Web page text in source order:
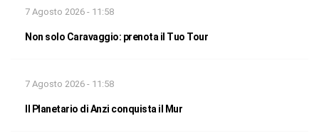
7 Agosto 2026 - 11:58
Non solo Caravaggio: prenota il Tuo Tour
7 Agosto 2026 - 11:58
Il Planetario di Anzi conquista il Mur